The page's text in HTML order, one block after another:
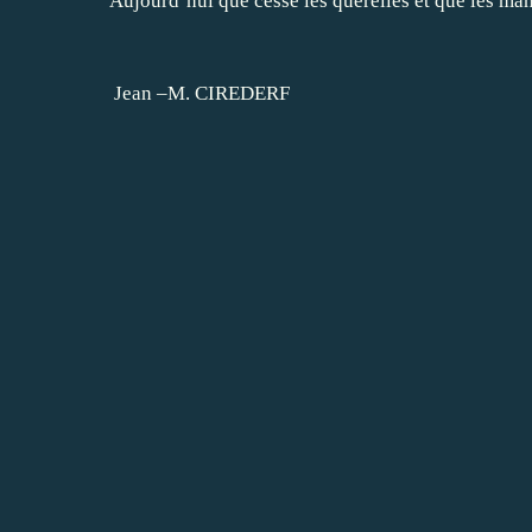
Jean –M. CIREDERF